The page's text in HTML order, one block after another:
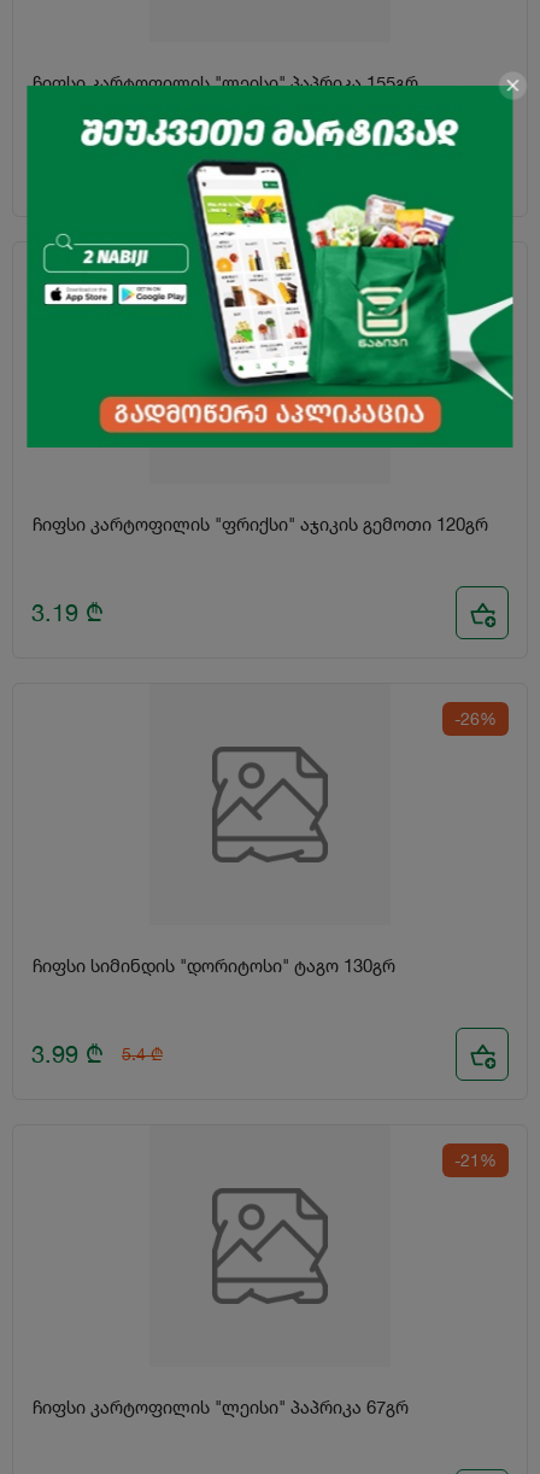
ჩიფსი კარტოფილის "ლეისი" პაპრიკა 155გრ
ჩიფსი კარტოფილის "ფრიქსი" აჯიკის გემოთი 120გრ
3.19 ₾
-26%
ჩიფსი სიმინდის "დორიტოსი" ტაგო 130გრ
3.99 ₾ 5.4 ₾
-21%
ჩიფსი კარტოფილის "ლეისი" პაპრიკა 67გრ